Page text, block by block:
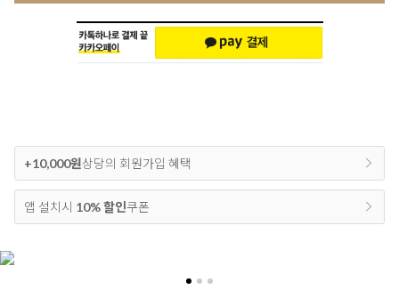
+10,000원상당의 회원가입 혜택
앱 설치시 10% 할인쿠폰